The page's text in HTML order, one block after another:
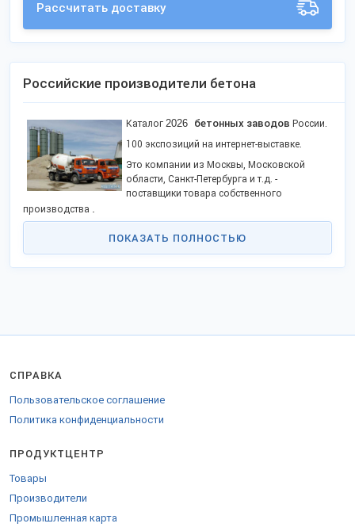
Рассчитать доставку
Российские производители бетона
Каталог 2026 бетонных заводов России.
100 экспозиций на интернет-выставке.
Это компании из Москвы, Московской
области, Санкт-Петербурга и т.д. -
поставщики товара собственного
производства
назначению (строительный, специальный)
бетонных смесей, готовых изделий и растворов, согласно
цены, сертификаты, официальный сайт производителя и дает
организовать доставку бетона, бетононасосы.
Доставка, текущий прайс, заказ, скидки - по запросу.
ПОКАЗАТЬ ПОЛНОСТЬЮ
СПРАВКА
Пользовательское соглашение
Политика конфиденциальности
ПРОДУКТЦЕНТР
Товары
Производители
Промышленная карта